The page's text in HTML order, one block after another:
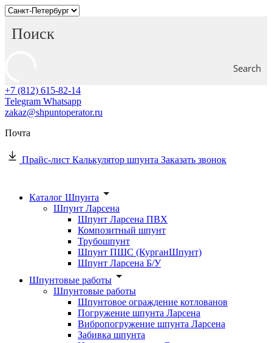
Search
+7 (812) 615-82-14
Telegram Whatsapp
zakaz@shpuntoperator.ru
Почта
Прайс-лист Калькулятор шпунта Заказать звонок
Каталог Шпунта
Шпунт Ларсена
Шпунт Ларсена ПВХ
Композитный шпунт
Трубошпунт
Шпунт ПШС (КурганШпунт)
Шпунт Ларсена Б/У
Шпунтовые работы
Шпунтовые работы
Шпунтовое ограждение котлованов
Погружение шпунта Ларсена
Вибропогружение шпунта Ларсена
Забивка шпунта